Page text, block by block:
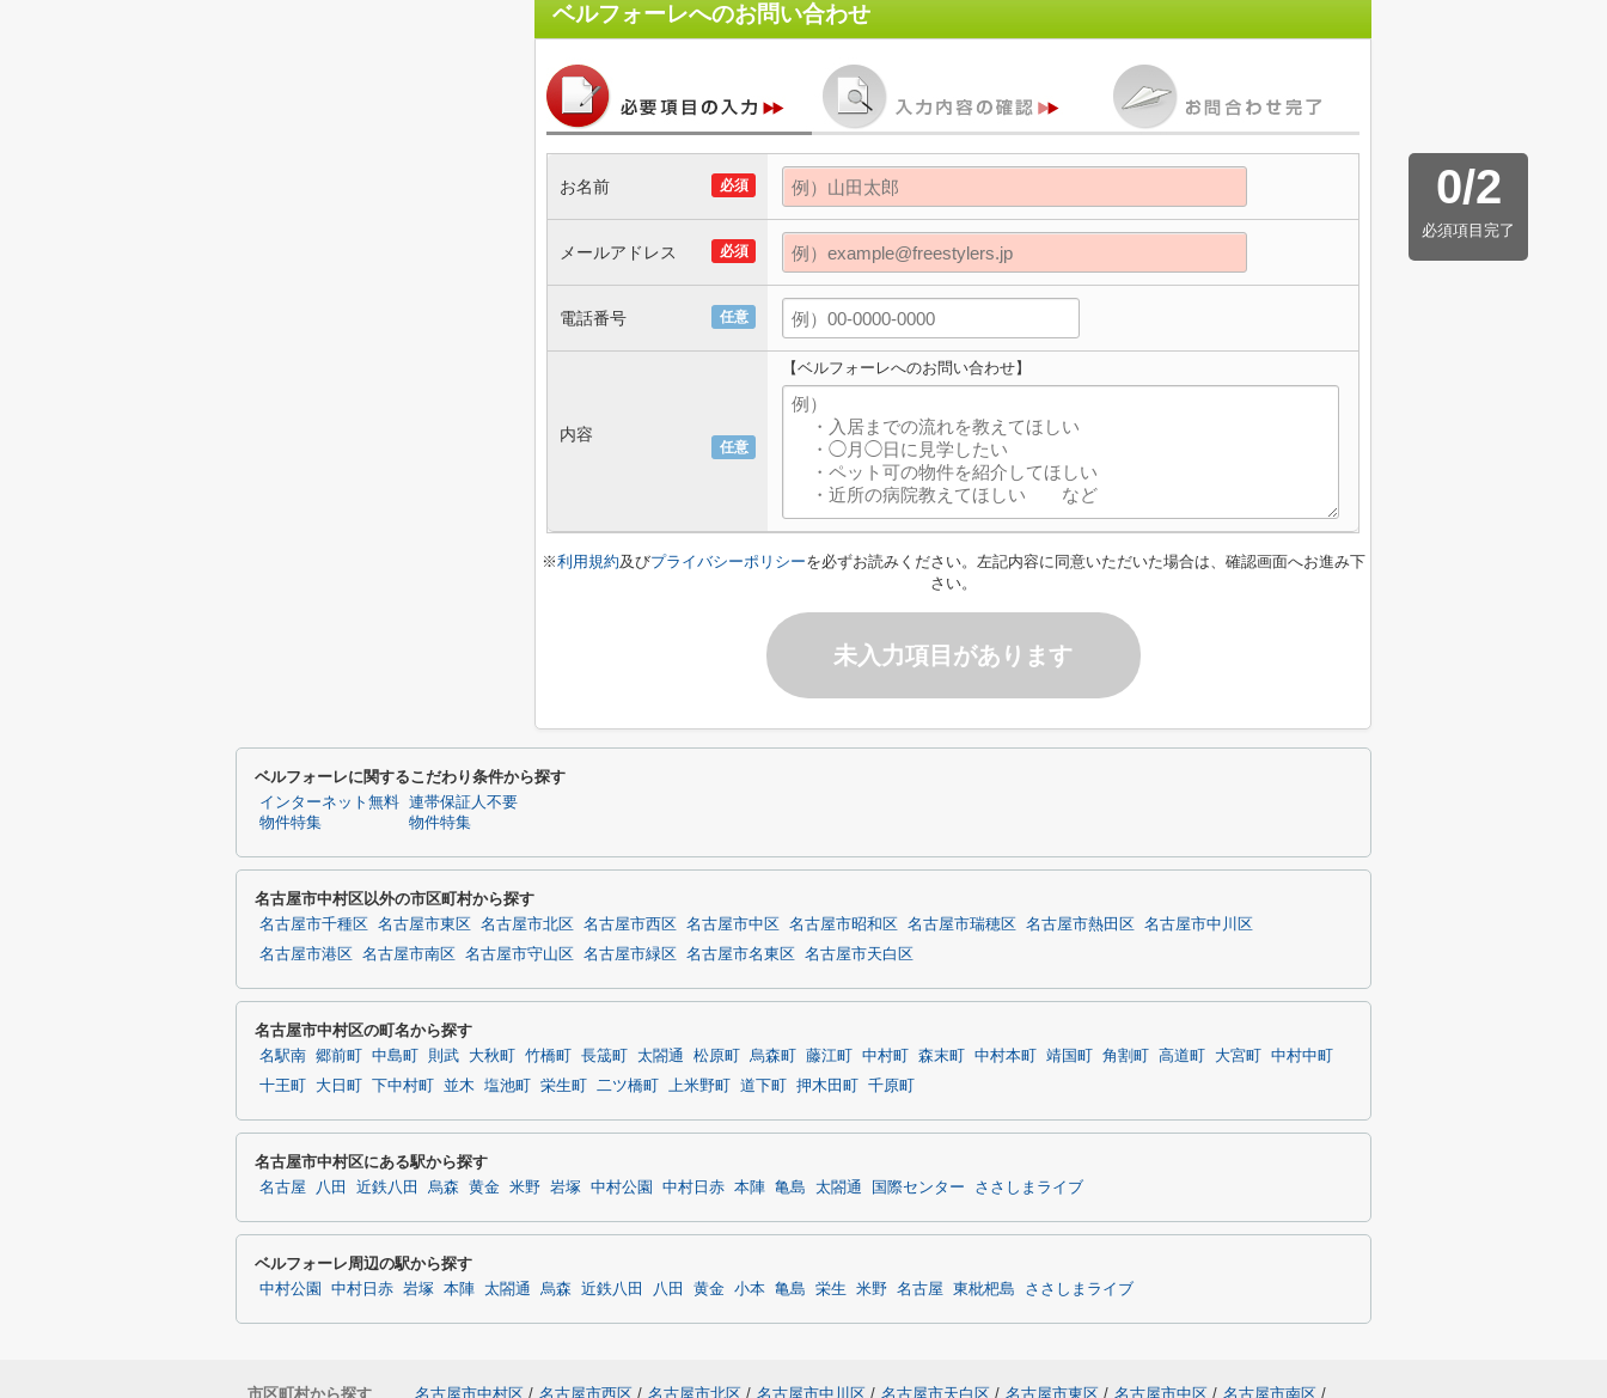
ベルフォーレへのお問い合わせ
0/2
必須項目完了
必須
お名前
必須
メールアドレス
任意
電話番号
任意
内容
【ベルフォーレへのお問い合わせ】
※利用規約及びプライバシーポリシーを必ずお読みください。左記内容に同意いただいた場合は、確認画面へお進み下
さい。
未入力項目があります
ベルフォーレに関するこだわり条件から探す
インターネット無料
物件特集
連帯保証人不要
物件特集
名古屋市中村区以外の市区町村から探す
名古屋市千種区 名古屋市東区 名古屋市北区 名古屋市西区 名古屋市中区 名古屋市昭和区 名古屋市瑞穂区 名古屋市熱田区
名古屋市中川区
名古屋市港区
名古屋市南区 名古屋市守山区 名古屋市緑区 名古屋市名東区 名古屋市天白区
名古屋市中村区の町名から探す
名駅南 郷前町 中島町 則武 大秋町 竹橋町 長筬町 太閤通 松原町 烏森町 藤江町 中村町 森末町 中村本町 靖国町 角割町 高道町 大宮町
中村中町
十王町
大日町 下中村町 並木 塩池町 栄生町 二ツ橋町 上米野町 道下町 押木田町 千原町
名古屋市中村区にある駅から探す
名古屋 八田 近鉄八田 烏森 黄金 米野 岩塚 中村公園 中村日赤 本陣 亀島 太閤通 国際センター ささしまライブ
ベルフォーレ周辺の駅から探す
中村公園 中村日赤 岩塚 本陣 太閤通 烏森 近鉄八田 八田 黄金 小本 亀島 栄生 米野 名古屋 東枇杷島 ささしまライブ
市区町村から探す 名古屋市中村区 / 名古屋市西区 / 名古屋市北区 / 名古屋市中川区 / 名古屋市天白区 / 名古屋市東区 / 名古屋市中区 / 名古屋市南区 /